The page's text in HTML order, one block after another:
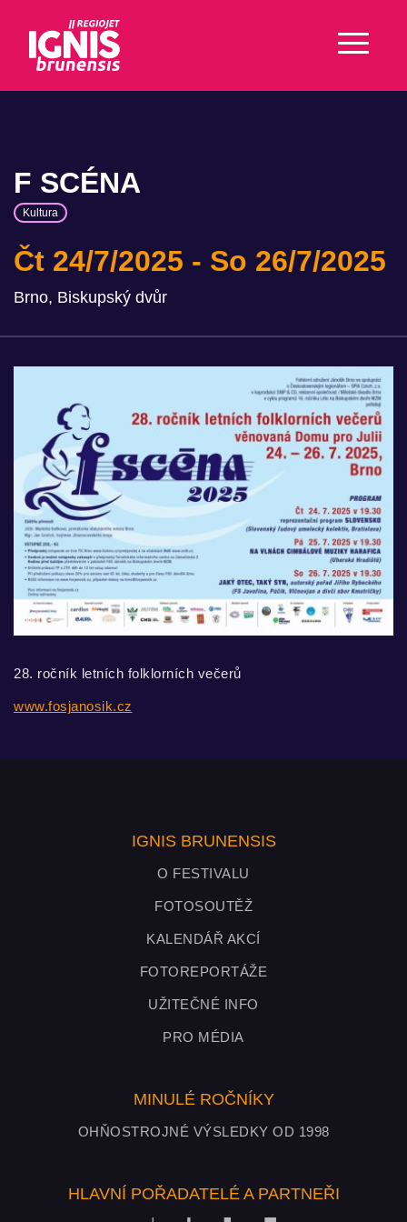
F SCÉNA
Kultura
Čt 24/7/2025 So 26/7/2025
Brno, Biskupský dvůr
28. ročník letních folklorních večerů
www.fosjanosik.cz
IGNIS BRUNENSIS
O FESTIVALU
FOTOSOUTĚŽ
KALENDÁŘ AKCÍ
FOTOREPORTÁŽE
UŽITEČNÉ INFO
PRO MÉDIA
MINULÉ ROČNÍKY
OHŇOSTROJNÉ VÝSLEDKY OD 1998
HLAVNÍ POŘADATELÉ A PARTNEŘI